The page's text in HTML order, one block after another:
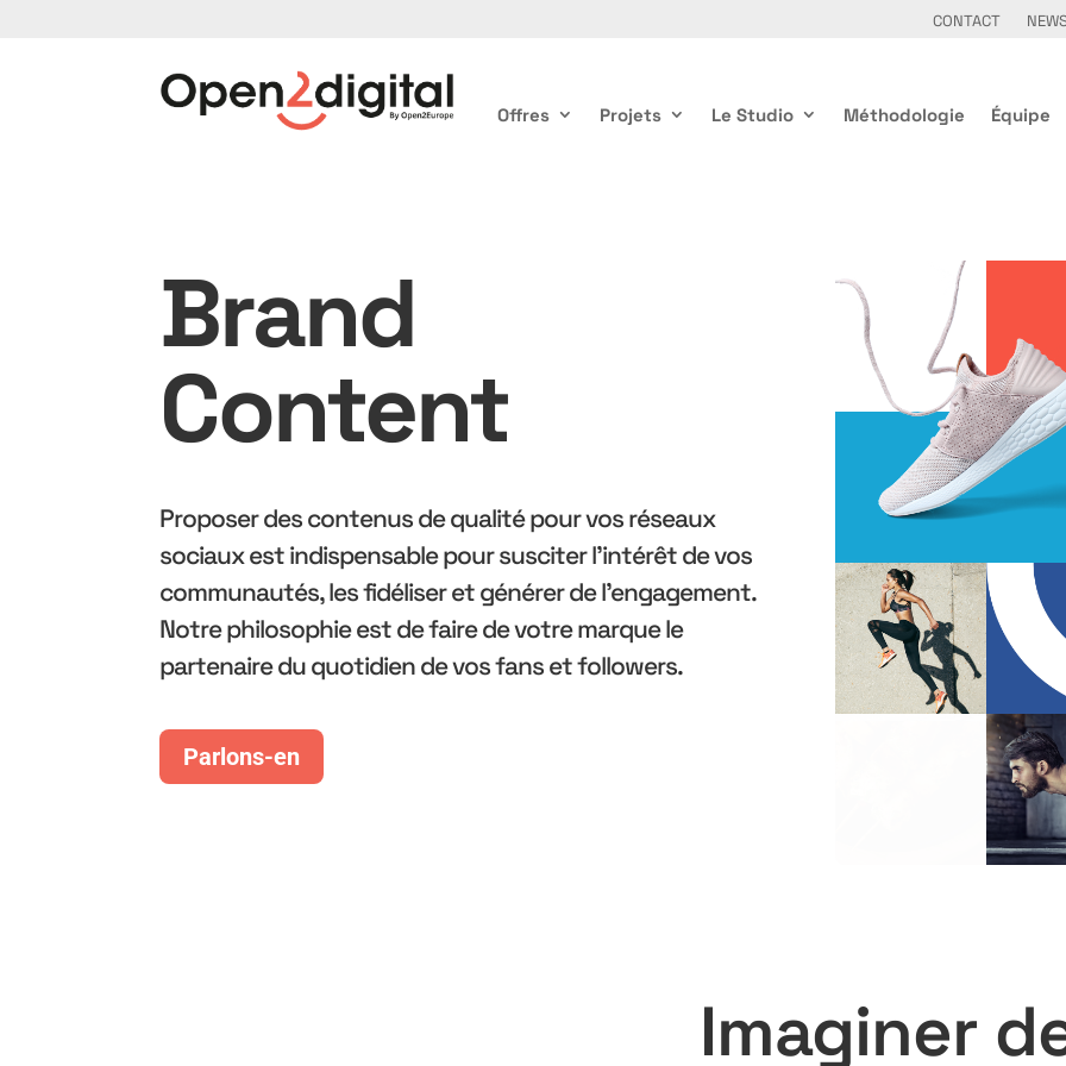
CONTACT
Offres Projets Le Studio Méthodologie Équipe
Brand
Content
Proposer des contenus de qualité pour vos réseaux
sociaux est indispensable pour susciter l’intérêt de vos
communautés, les fidéliser et générer de l’engagement.
Notre philosophie est de faire de votre marque le
partenaire du quotidien de vos fans et followers.
Parlons-en
Imaginer